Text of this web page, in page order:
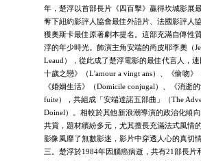
年，楚浮以首部長片《四百擊》贏得坎城影展
奪下紐約影評人協會最佳外語片、法國影評人
獲奧斯卡最佳原著劇本提名。這部充滿自傳性
浮的年少時光。飾演主角安端的尚皮耶李奧（
Leaud），從此成了楚浮電影的最佳代言人，
十歲之戀》（L'amour a vingt ans）、《偷吻》
《婚姻生活》（Domicile conjugal）、《消逝
fuite），共組成「安端達諾五部曲」（The
Doinel）。相較於其他新浪潮導演的政治化傾
共賞，題材繽紛多元，尤其擅長充滿法式風情
影像風靡了無數影迷，影片中穿透人心的真切
三。楚浮於1984年因腦癌病逝，共有21部長片